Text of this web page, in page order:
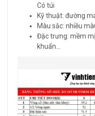
Có túi
Kỹ thuật: đường
Màu sắc: nhiều
Đặc trưng: mềm
khuẩn...